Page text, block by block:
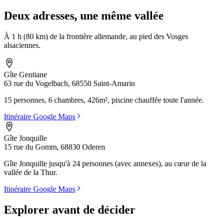
Deux adresses, une même vallée
À 1 h (80 km) de la frontière allemande, au pied des Vosges
alsaciennes.
Gîte Gentiane
63 rue du Vogelbach, 68550 Saint-Amarin
15 personnes, 6 chambres, 426m², piscine chauffée toute l'année.
Itinéraire Google Maps
Gîte Jonquille
15 rue du Gomm, 68830 Oderen
Gîte Jonquille jusqu'à 24 personnes (avec annexes), au cœur de la
vallée de la Thur.
Itinéraire Google Maps
Explorer avant de décider